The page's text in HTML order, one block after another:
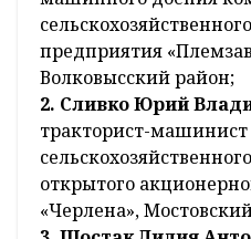
предприятия
Волковысский район;
2. Сливко Юрий
тракторист-машинист
открытого
«Черлена»,